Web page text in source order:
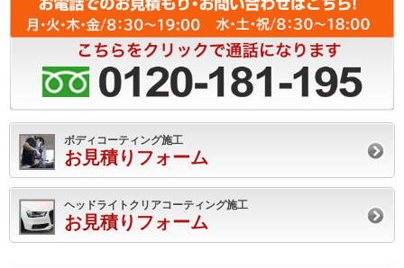
ボディコーティング施工
お見積りフォーム
ヘッドライトクリアコーティング施工
お見積りフォーム